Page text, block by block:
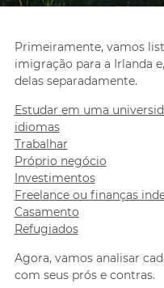
Primeiramente, vamos
imigração para a Irlanda
delas separadamente.
Estudar em uma
idiomas
Trabalhar
Próprio negócio
Investimentos
Freelance ou finanças
Casamento
Refugiados
Agora, vamos analisar
com seus prós e contras.